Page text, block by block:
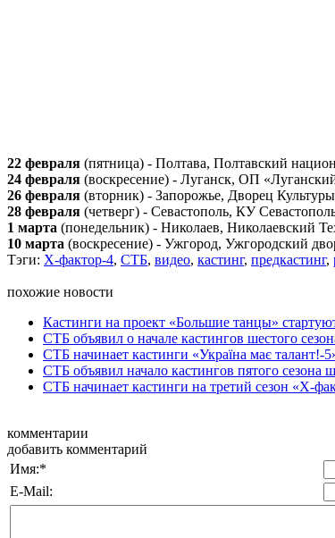
22 февраля (пятница) - Полтава, Полтавский
24 февраля (воскресение) - Луганск, ОП
26 февраля (вторник) - Запорожье, Дворец
28 февраля (четверг) - Севастополь, КУ
1 марта (понедельник) - Николаев, Николаевский
10 марта (воскресение) - Ужгород, Ужгородский
Тэги: Х-фактор-4, СТБ, видео, кастинг, предкастинг,
похожие новости
Кастинги на проект «Большие танцы»
СТБ объявил о начале кастингов шестого
СТБ начинает кастинги «Україна має талант!-
СТБ объявил начало кастингов пятого сезона
СТБ начинает кастинги на третий сезон «Х-
комментарии
добавить комментарий
Имя:*
E-Mail: